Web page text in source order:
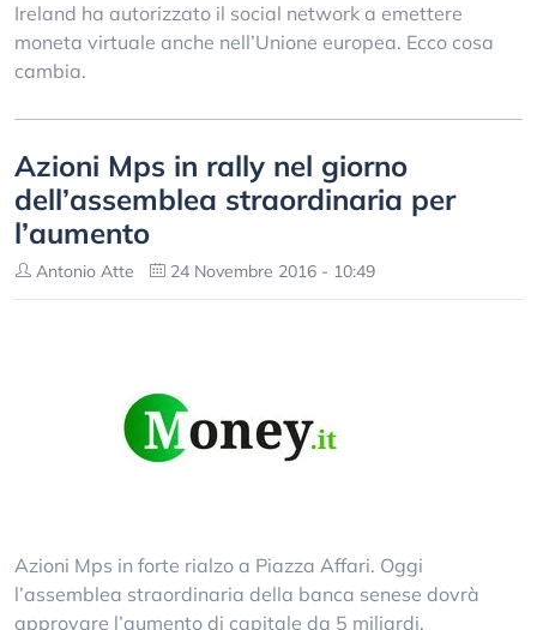
Ireland ha autorizzato il social network a emettere
moneta virtuale anche nell’Unione europea. Ecco cosa
cambia.
Azioni Mps in rally nel giorno
dell’assemblea straordinaria per
l’aumento
Antonio Atte 24 Novembre 2016 - 10:49
Azioni Mps in forte rialzo a Piazza Affari. Oggi
l’assemblea straordinaria della banca senese dovrà
approvare l’aumento di capitale da 5 miliardi.